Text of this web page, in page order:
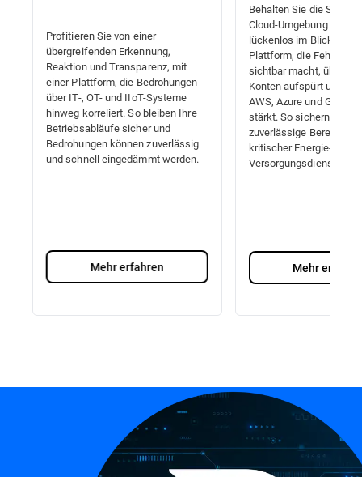
Profitieren Sie von einer
übergreifenden Erkennung,
Reaktion und Transparenz, mit
einer Plattform, die Bedrohungen
über IT-, OT- und IIoT-Systeme
hinweg korreliert. So bleiben Ihre
Betriebsabläufe sicher und
Bedrohungen können zuverlässig
und schnell eingedämmt werden.
Mehr erfahren
Behalten Sie die
Cloud-Umgebung und
lückenlos im Blick mit
Plattform, die
sichtbar macht,
Konten aufspürt und
AWS, Azure und Google
stärkt. So sichern Sie
zuverlässige
kritischer Energie- und
Versorgungsdienste.
Mehr